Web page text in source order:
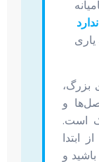
بزرگ،
و
است.
ابتدا
و